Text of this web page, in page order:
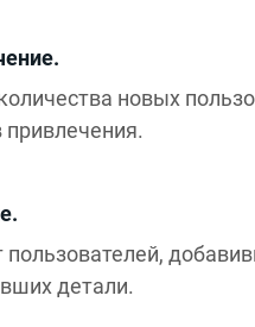
новых
привлечения.
пользователей,
детали.